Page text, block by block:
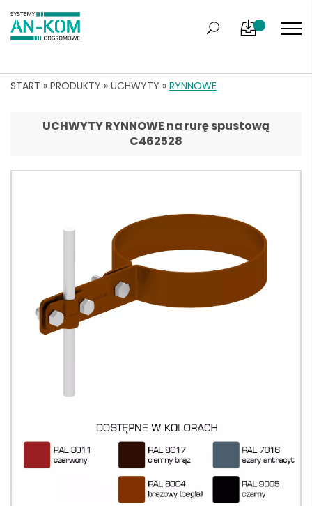
START » PRODUKTY » UCHWYTY » RYNNOWE
UCHWYTY RYNNOWE na rurę spustową
C462528